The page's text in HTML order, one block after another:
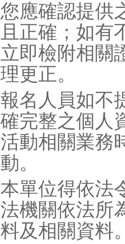
您應確認提供
且正確；如有
立即檢附相關
理更正。
報名人員如不
確完整之個人
活動相關業務
動。
本單位得依法
法機關依法所
料及相關資料